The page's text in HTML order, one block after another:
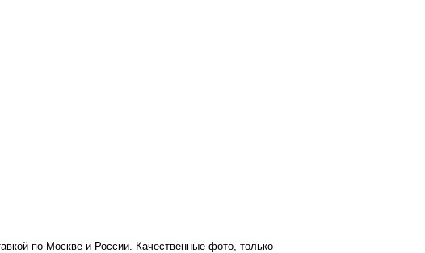
по Москве и России. Качественные фото, только